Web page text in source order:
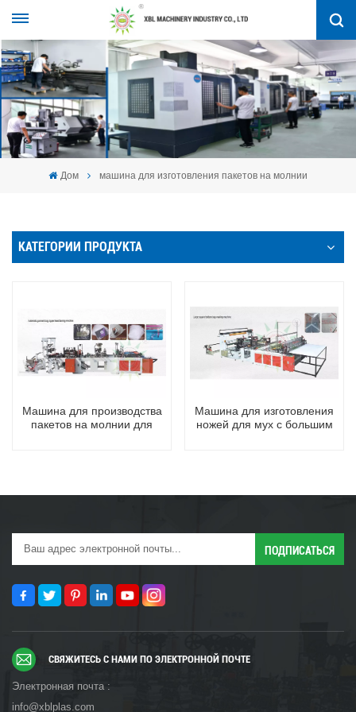
Дом машина для изготовления пакетов на молнии
КАТЕГОРИИ ПРОДУКТА
Машина для производства
пакетов на молнии для
Машина для изготовления
ножей для мух с большим
СВЯЖИТЕСЬ С НАМИ ПО ЭЛЕКТРОННОЙ ПОЧТЕ
Электронная почта :
info@xblplas.com